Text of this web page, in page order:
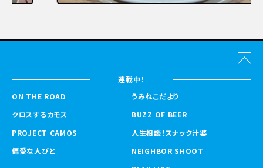
連載中！
ON THE ROAD
クロスするカモス
PROJECT CAMOS
偏愛な人びと
うみねこだより
BUZZ OF BEER
人生相談！スナック汁婆
NEIGHBOR SHOOT